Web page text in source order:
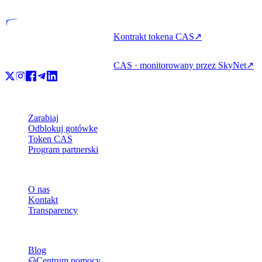
Kontrakt tokena CAS↗
CAS · monitorowany przez SkyNet↗
Zarabiaj
Odblokuj gotówkę
Token CAS
Program partnerski
O nas
Kontakt
Transparency
Blog